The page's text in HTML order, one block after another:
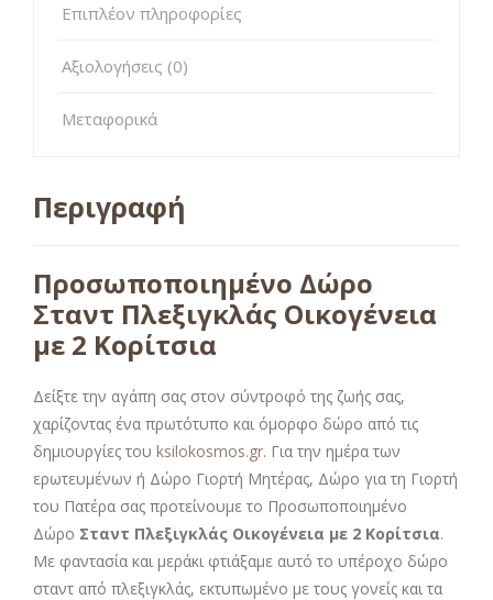
Επιπλέον πληροφορίες
Αξιολογήσεις (0)
Μεταφορικά
Περιγραφή
Προσωποποιημένο Δώρο
Σταντ Πλεξιγκλάς Οικογένεια
με 2 Κορίτσια
Δείξτε την αγάπη σας στον σύντροφό της ζωής σας,
χαρίζοντας ένα πρωτότυπο και όμορφο δώρο από τις
δημιουργίες του ksilokosmos.gr. Για την ημέρα των
ερωτευμένων ή Δώρο Γιορτή Μητέρας, Δώρο για τη Γιορτή
του Πατέρα σας προτείνουμε το Προσωποποιημένο
Δώρο Σταντ Πλεξιγκλάς Οικογένεια με 2 Κορίτσια.
Με φαντασία και μεράκι φτιάξαμε αυτό το υπέροχο δώρο
σταντ από πλεξιγκλάς, εκτυπωμένο με τους γονείς και τα